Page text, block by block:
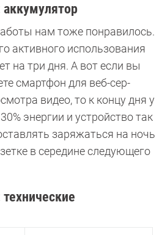
аккумулятор
нам тоже понравилось.
активного использования
на три дня. А вот если вы
смартфон для веб-сер­
видео, то к концу дня у
энергии и устройство так
заряжаться на ночь
в середине следующего
технические